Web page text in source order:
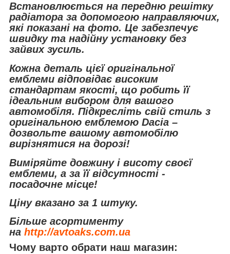
Встановлюється на передню решітку
радіатора за допомогою направляючих,
які показані на фото. Це забезпечує
швидку та надійну установку без
зайвих зусиль.
Кожна деталь цієї оригінальної
емблеми відповідає високим
стандартам якості, що робить її
ідеальним вибором для вашого
автомобіля. Підкресліть свій стиль з
оригінальною емблемою Dacia –
дозвольте вашому автомобілю
вирізнятися на дорозі!
Виміряйте довжину і висоту своєї
емблеми, а за її відсутності -
посадочне місце!
Ціну вказано за 1 штуку.
Більше асортименту
на http://avtoaks.com.ua
Чому варто обрати наш магазин: